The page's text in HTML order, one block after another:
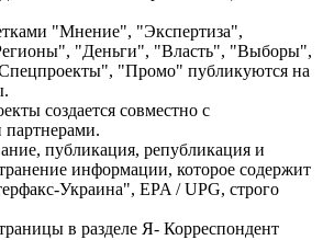
"Мнение", "Экспертиза",
"Деньги", "Власть", "Выборы",
"Промо" публикуются на
создается совместно с
публикация, републикация и
информации, которое содержит
Украина", EPA / UPG, строго
в разделе Я- Корреспондент